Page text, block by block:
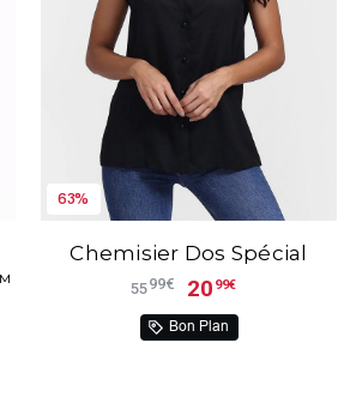
63%
Chemisier Dos Spécial
5599€ 20 99€
Bon Plan